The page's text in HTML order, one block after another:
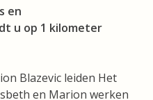
en
u op 1 kilometer
Blazevic leiden Het
en Marion werken